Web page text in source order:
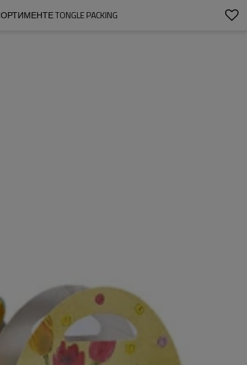
TONGLE PACKING